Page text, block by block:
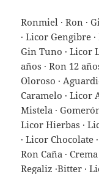
Ronmiel · Ron ·
· Licor Gengibre
Gin Tuno · Licor
años · Ron 12
Oloroso ·
Caramelo · Licor
Mistela ·
Licor Hierbas ·
· Licor Chocolate
Ron Caña ·
Regaliz ·Bitter ·